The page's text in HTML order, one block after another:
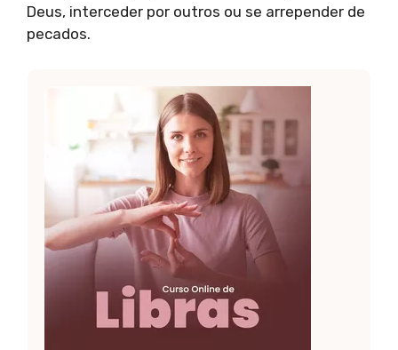
Deus, interceder por outros ou se arrepender de
pecados.